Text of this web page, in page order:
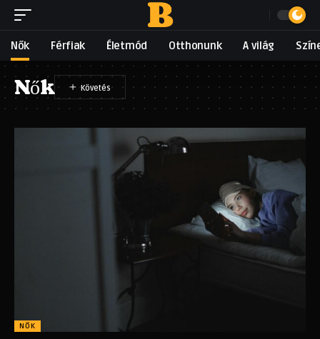
Nők Férfiak Életmód Otthonunk A világ
Nők
NŐK